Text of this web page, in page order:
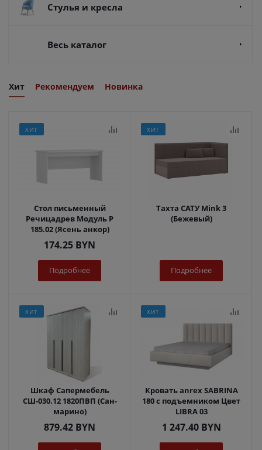
Стулья и кресла
Весь каталог
Хит Рекомендуем Новинка
ХИТ
Стол письменный
Речицадрев Модуль Р
185.02 (Ясень анкор)
174.25 BYN
Подробнее
ХИТ
Тахта САТУ Mink 3
(Бежевый)
Подробнее
ХИТ
Шкаф Сапермебель
СШ-030.12 1820ПВП (Сан-
марино)
879.42 BYN
ХИТ
Кровать anrex SABRINA
180 с подъемником Цвет
LIBRA 03
1 247.40BYN